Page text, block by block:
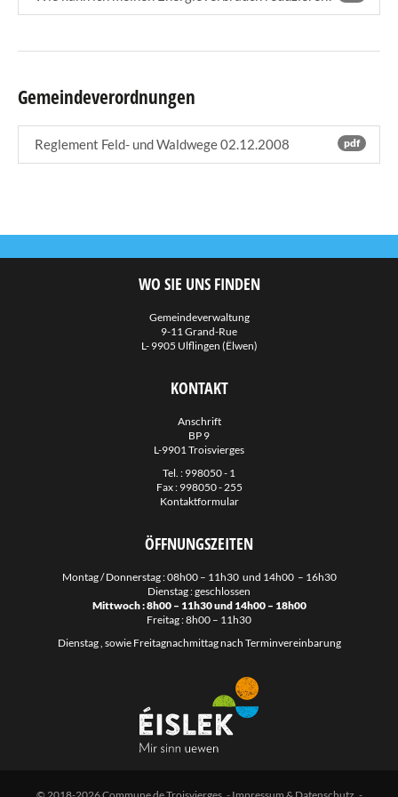
Gemeindeverordnungen
pdf
Reglement Feld- und Waldwege 02.12.2008
WO SIE UNS FINDEN
Gemeindeverwaltung
9-11 Grand-Rue
L- 9905 Ulflingen (Ëlwen)
KONTAKT
Anschrift
BP 9
L-9901 Troisvierges
Tel. : 998050 - 1
Fax : 998050 - 255
Kontaktformular
ÖFFNUNGSZEITEN
Montag / Donnerstag : 08h00 – 11h30 und 14h00 – 16h30
Dienstag : geschlossen
Mittwoch : 8h00 – 11h30 und 14h00 – 18h00
Freitag : 8h00 – 11h30
Dienstag , sowie Freitagnachmittag nach Terminvereinbarung